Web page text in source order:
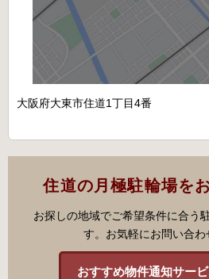
大阪府大東市住道1丁目4番
住道の月極駐輪場を
お探しの地域でご希望条件に合う
す。お気軽にお問い合わ
おすすめ物件通知サー